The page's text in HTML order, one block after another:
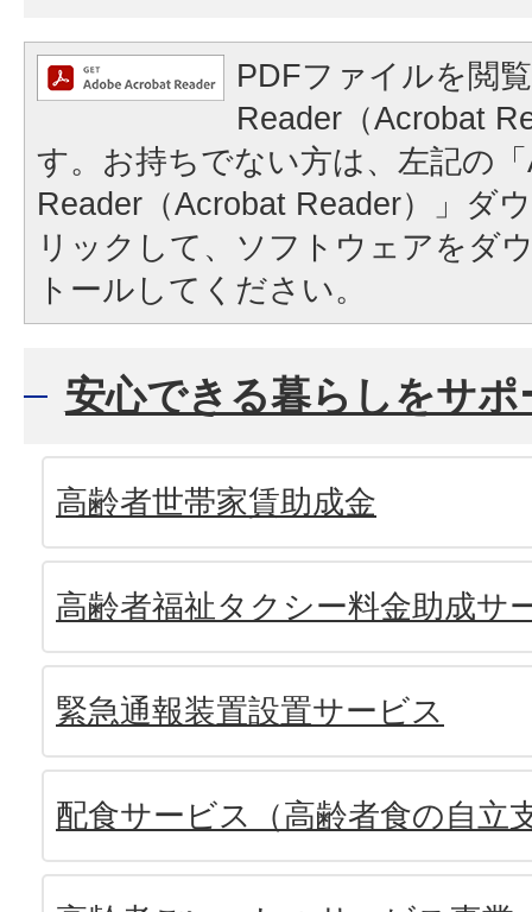
PDFファイルを閲
Reader（Acrobat
す。お持ちでない方は、左記の
Reader（Acrobat Reader）」ダ
リックして、ソフトウェアをダ
トールしてください。
安心できる暮らしをサポ
高齢者世帯家賃助成金
高齢者福祉タクシー料金助成サ
緊急通報装置設置サービス
配食サービス（高齢者食の自立